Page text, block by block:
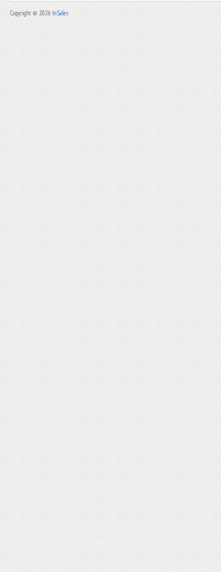
Copyright © 2026 InSales